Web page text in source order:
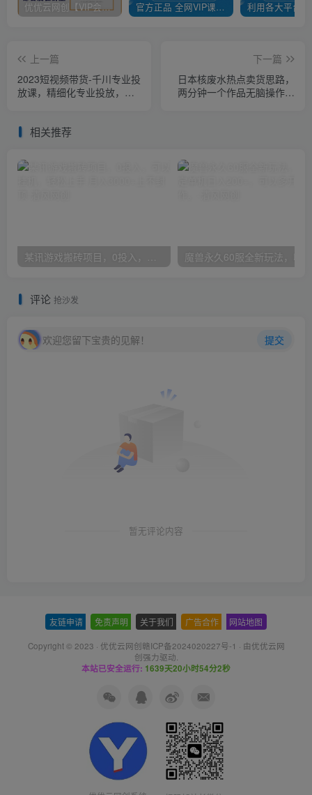
优优云网创【VIP会员专属交流群】 官方正品 全网VIP课程 无损下载~
上一篇
2023短视频带货-千川专业投
放课，精细化专业投放，计
下一篇
日本核废水热点卖货思路，
两分钟一个作品无脑操作，
相关推荐
某讯游戏搬砖项目，0投入，可以挂机，轻松上手,月入3000+上不封顶
评论 抢沙发
欢迎您留下宝贵的见解！ 提交
暂无评论内容
友链申请 免责声明 关于我们 广告合作 网站地图
Copyright © 2023 · 优优云网创赣ICP备2024020227号-1 · 由优优云网
创强力驱动.
本站已安全运行: 1639天20小时54分2秒